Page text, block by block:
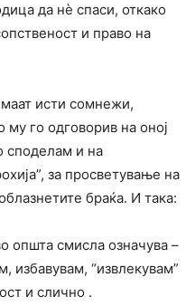
да нè спаси, откако
и право на
исти сомнежи,
го одговорив на оној
споделам и на
за просветување на
браќа. И така:
општа смисла означува –
избавувам, “извлекувам”
и слично .